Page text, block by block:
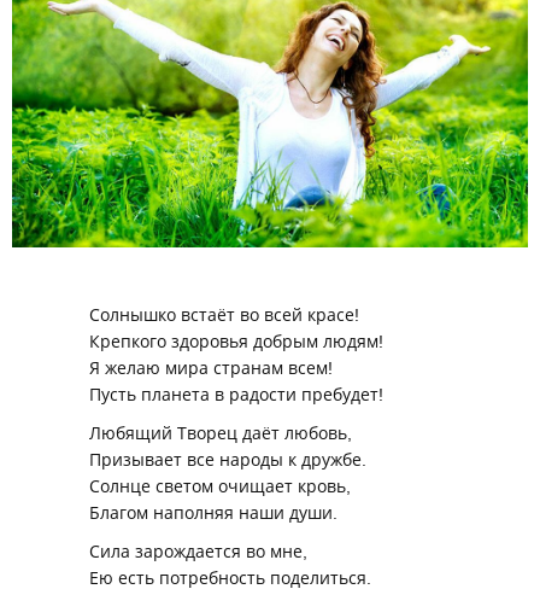
Солнышко встаёт во всей красе!
Крепкого здоровья добрым людям!
Я желаю мира странам всем!
Пусть планета в радости пребудет!
Любящий Творец даёт любовь,
Призывает все народы к дружбе.
Солнце светом очищает кровь,
Благом наполняя наши души.
Сила зарождается во мне,
Ею есть потребность поделиться.